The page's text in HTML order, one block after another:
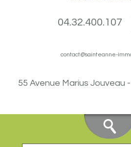
04.32.400.107
contact@sainteanne-
55 Avenue Marius Jouveau